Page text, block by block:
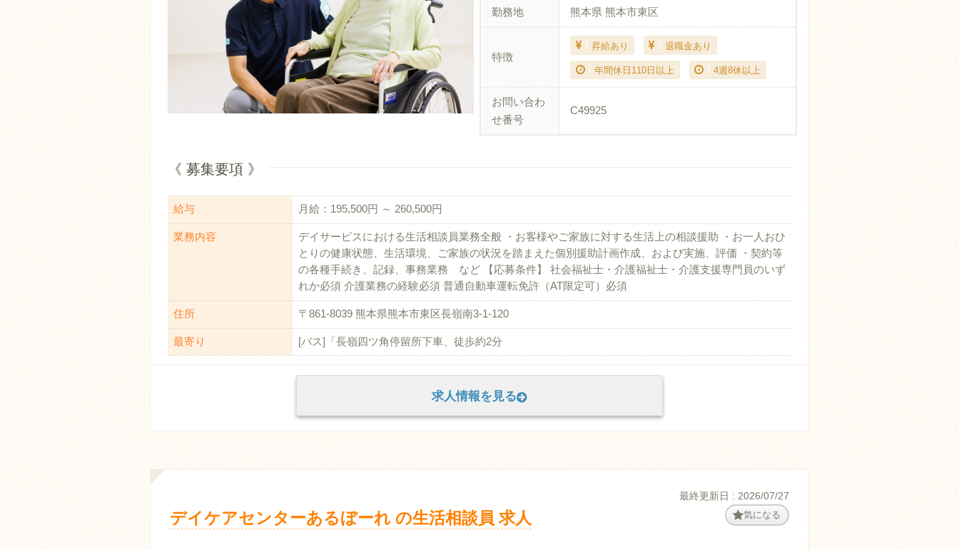
勤務地 熊本県 熊本市東区
特徴
昇給あり 退職金あり
年間休日110日以上 4週8休以上
お問い合わ
せ番号
C49925
《 募集要項 》
給与 月給：195,500円 ～ 260,500円
業務内容
デイサービスにおける生活相談員業務全般 ・お客様やご家族に対する生活上の相談援助 ・お一人おひ
とりの健康状態、生活環境、ご家族の状況を踏まえた個別援助計画作成、および実施、評価 ・契約等
の各種手続き、記録、事務業務 など 【応募条件】 社会福祉士・介護福祉士・介護支援専門員のいず
れか必須 介護業務の経験必須 普通自動車運転免許（AT限定可）必須
住所 〒861-8039 熊本県熊本市東区長嶺南3-1-120
最寄り [バス]「長嶺四ツ角停留所下車、徒歩約2分
求人情報を見る
最終更新日 : 2026/07/27
デイケアセンターあるぼーれ の生活相談員 求人 気になる